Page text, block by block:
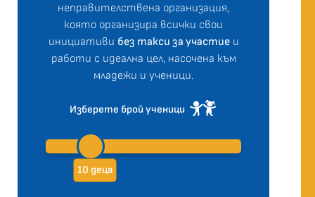
неправителствена организация,
която организира всички свои
инициативи без такси за участиеи
работи с идеална цел, насочена към
младежи и ученици.
Изберете брой ученици
10 деца